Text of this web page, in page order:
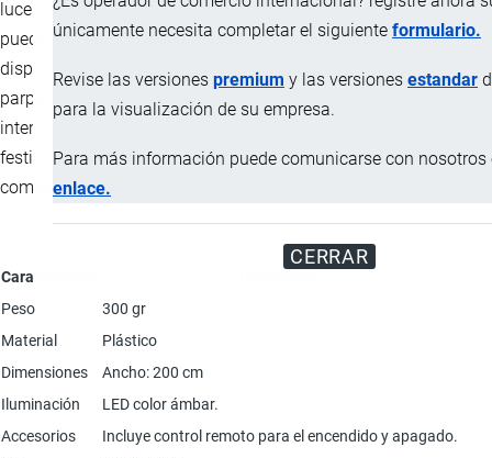
únicamente necesita completar el siguiente formulario.
Revise las versiones premium y las versiones estandar
para la visualización de su empresa.
Para más información puede comunicarse con nosotros
enlace.
CERRAR
luces de cortina está conectada por cable USB, por lo que se
puede alimentar con in banco de energía o cualquier
dispositivo de alimentación con puerto USB, las luces
parpadeantes para cortina son perfectas para decoraciones de
interiores y exteriores. Como Navidad, día de San Valentín,
festividades, vacaciones, boda, fiesta, hogar, hotel, edificio,
comercial, centro comercial, etc.
Característica
Peso
300 gr
Material
Plástico
Dimensiones
Ancho: 200 cm
Iluminación
LED color ámbar.
Accesorios
Incluye control remoto para el encendido y apagado.